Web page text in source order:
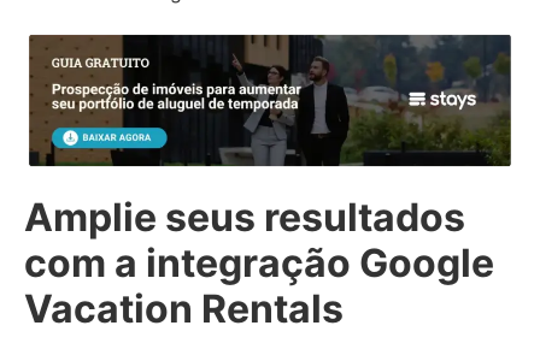
Amplie seus resultados
com a integração Google
Vacation Rentals